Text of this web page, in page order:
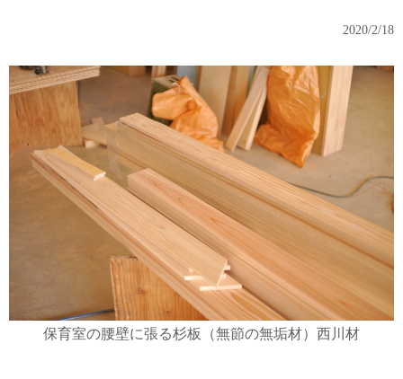
2020/2/18
保育室の腰壁に張る杉板（無節の無垢材）西川材